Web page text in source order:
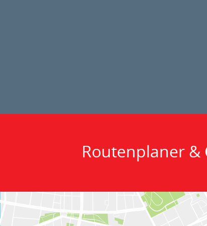
Routenplaner &